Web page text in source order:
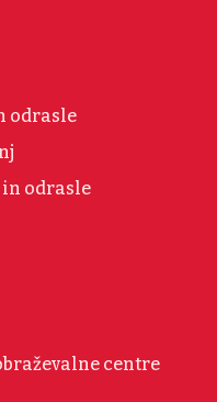
odrasle
odrasle
centre